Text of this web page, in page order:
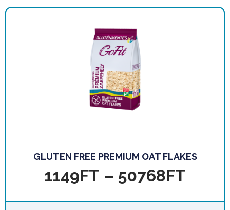
GLUTEN FREE PREMIUM OAT FLAKES
1149FT – 50768FT